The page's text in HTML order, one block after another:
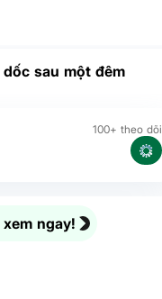
sau một đêm
100+ theo dõi
ngay!